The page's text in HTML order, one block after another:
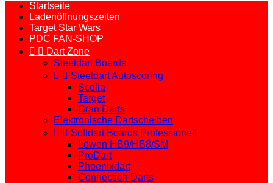
Startseite
Ladenöffnungszeiten
Target Star Wars
PDC FAN-SHOP
  Dart Zone
Steeldart Boards
  Steeldart Autoscoring
Scolia
Target
Gran Darts
Elektronische Dartscheiben
  Softdart Boards Professionell
Löwen HB9/HB8/SM
ProDart
Phoenixdart
Connection Darts